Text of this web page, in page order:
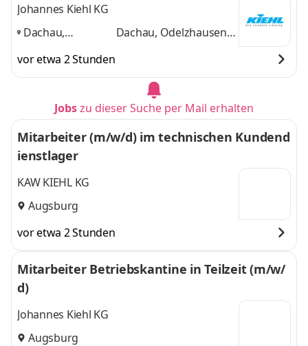
Johannes Kiehl KG
Dachau,
München,
Augsburg,
Dachau, Odelzhausen,
vor etwa 2 Stunden
Jobszu dieser Suche per Mail erhalten
Mitarbeiter (m/w/d) im technischen Kundend
ienstlager
KAW KIEHL KG
Augsburg
vor etwa 2 Stunden
Mitarbeiter Betriebskantine in Teilzeit (m/w/
d)
Johannes Kiehl KG
Augsburg